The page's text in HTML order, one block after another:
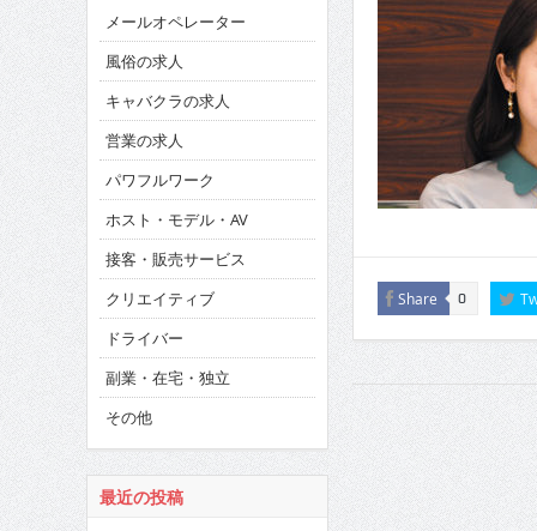
Share 0
メールオペレーター
風俗の求人
キャバクラの求人
営業の求人
パワフルワーク
ホスト・モデル・AV
接客・販売サービス
クリエイティブ
ドライバー
副業・在宅・独立
その他
最近の投稿